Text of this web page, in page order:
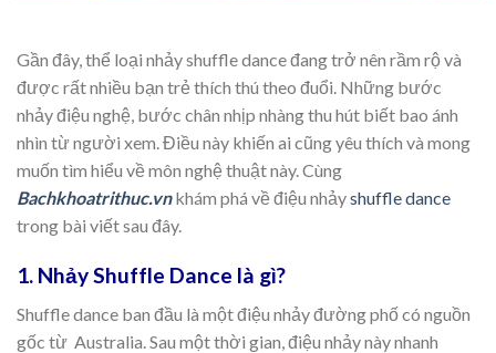
Gần đây, thể loại nhảy shuffle dance đang trở nên rầm rộ và
được rất nhiều bạn trẻ thích thú theo đuổi. Những bước
nhảy điệu nghệ, bước chân nhịp nhàng thu hút biết bao ánh
nhìn từ người xem. Điều này khiến ai cũng yêu thích và mong
muốn tìm hiểu về môn nghệ thuật này. Cùng
Bachkhoatrithuc.vnkhám phá về điệu nhảyshuffle dance
trong bài viết sau đây.
1. Nhảy Shuffle Dance là gì?
Shuffle dance ban đầu là một điệu nhảy đường phố có nguồn
gốc từ Australia. Sau một thời gian, điệu nhảy này nhanh